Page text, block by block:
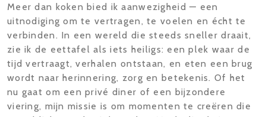
Meer dan koken bied ik aanwezigheid — een
uitnodiging om te vertragen, te voelen en écht te
verbinden. In een wereld die steeds sneller draait,
zie ik de eettafel als iets heiligs: een plek waar de
tijd vertraagt, verhalen ontstaan, en eten een brug
wordt naar herinnering, zorg en betekenis. Of het
nu gaat om een privé diner of een bijzondere
viering, mijn missie is om momenten te creëren die